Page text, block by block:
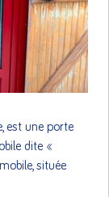
est une porte
dite «
située